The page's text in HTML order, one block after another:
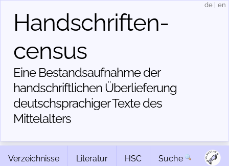
Handschriften­
census
Eine Bestandsaufnahme der
handschriftlichen Über­lieferung
deutschsprachiger Texte des
Mittelalters
de en
Verzeichnisse Literatur HSC Suche